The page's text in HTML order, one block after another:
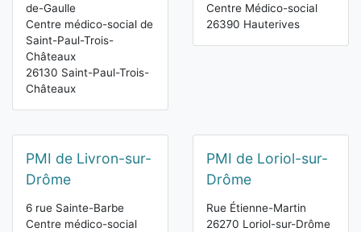
de-Gaulle
Centre médico-social de
Saint-Paul-Trois-
Châteaux
26130 Saint-Paul-Trois-
Châteaux
Centre Médico-social
26390 Hauterives
PMI de Livron-sur-
Drôme
6 rue Sainte-Barbe
Centre médico-social
PMI de Loriol-sur-
Drôme
Rue Étienne-Martin
26270 Loriol-sur-Drôme